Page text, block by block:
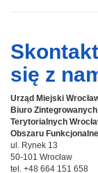
się z
Urząd Miejski
Biuro
Terytorialnych
Obszaru
ul. Rynek 13
50-101 Wrocław
tel. +48 664 151 658